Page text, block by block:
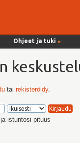
Ohjeet ja tuki ►
tairekisteröidy.
istuntosi pituus